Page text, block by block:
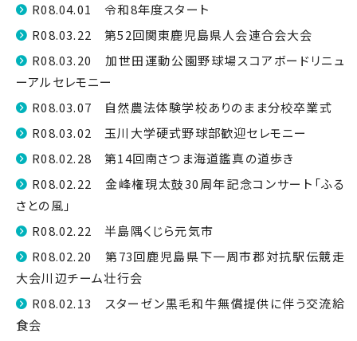
R08.04.01 令和8年度スタート
R08.03.22 第52回関東鹿児島県人会連合会大会
R08.03.20 加世田運動公園野球場スコアボードリニュ
ーアルセレモニー
R08.03.07 自然農法体験学校ありのまま分校卒業式
R08.03.02 玉川大学硬式野球部歓迎セレモニー
R08.02.28 第14回南さつま海道鑑真の道歩き
R08.02.22 金峰権現太鼓30周年記念コンサート「ふる
さとの風」
R08.02.22 半島隅くじら元気市
R08.02.20 第73回鹿児島県下一周市郡対抗駅伝競走
大会川辺チーム壮行会
R08.02.13 スターゼン黒毛和牛無償提供に伴う交流給
食会